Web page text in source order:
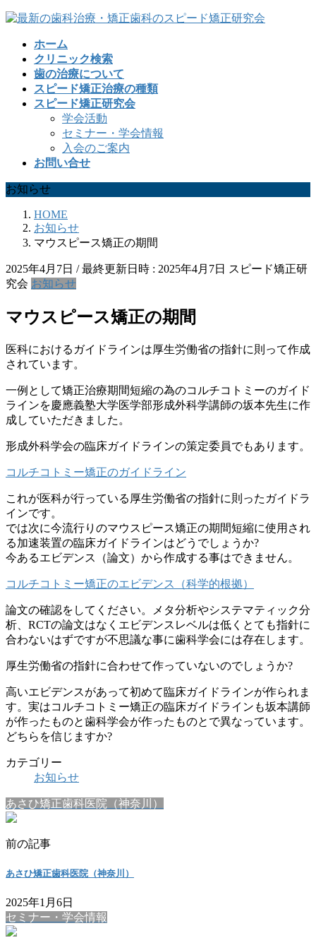
コ
ナ
ホーム
クリニック検索
歯の治療について
スピード矯正治療の種類
スピード矯正研究会
学会活動
セミナー・学会情報
入会のご案内
お問い合せ
お知らせ
HOME
お知らせ
マウスピース矯正の期間
2025年4月7日 / 最終更新日時 : 2025年4月7日 スピード矯正研
究会 お知らせ
マウスピース矯正の期間
医科におけるガイドラインは厚生労働省の指針に則って作成
されています。
一例として矯正治療期間短縮の為のコルチコトミーのガイド
ラインを慶應義塾大学医学部形成外科学講師の坂本先生に作
成していただきました。
形成外科学会の臨床ガイドラインの策定委員でもあります。
コルチコトミー矯正のガイドライン
これが医科が行っている厚生労働省の指針に則ったガイドラ
インです。
では次に今流行りのマウスピース矯正の期間短縮に使用され
る加速装置の臨床ガイドラインはどうでしょうか?
今あるエビデンス（論文）から作成する事はできません。
コルチコトミー矯正のエビデンス（科学的根拠）
論文の確認をしてください。メタ分析やシステマティック分
析、 RCTの論文はなくエビデンスレベルは低くとても指針に
合わないはずですが不思議な事に歯科学会には存在します。
厚生労働省の指針に合わせて作っていないのでしょうか?
高いエビデンスがあって初めて臨床ガイドラインが作られま
す。 実はコルチコトミー矯正の臨床ガイドラインも坂本講師
が作ったものと歯科学会が作ったものとで異なっています。
どちらを信じますか?
カテゴリー
お知らせ
あさひ矯正歯科医院（神奈川）
前の記事
あさひ矯正歯科医院（神奈川）
2025年1月6日
セミナー・学会情報